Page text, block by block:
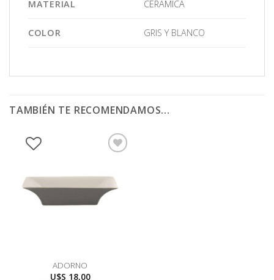
MATERIAL CERAMICA
COLOR GRIS Y BLANCO
TAMBIÉN TE RECOMENDAMOS…
ADORNO
U$S 18,00